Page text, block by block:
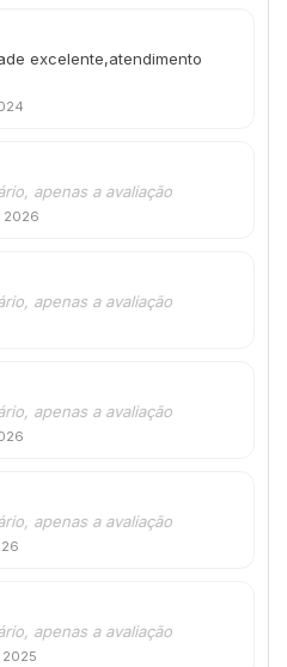
excelente,atendimento
apenas a avaliação
2026
apenas a avaliação
apenas a avaliação
apenas a avaliação
apenas a avaliação